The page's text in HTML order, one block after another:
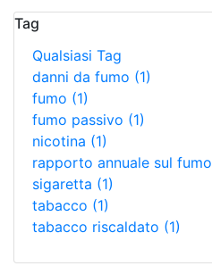
Tag
Qualsiasi Tag
danni da fumo (1)
fumo (1)
fumo passivo (1)
nicotina (1)
rapporto annuale sul fumo
sigaretta (1)
tabacco (1)
tabacco riscaldato (1)